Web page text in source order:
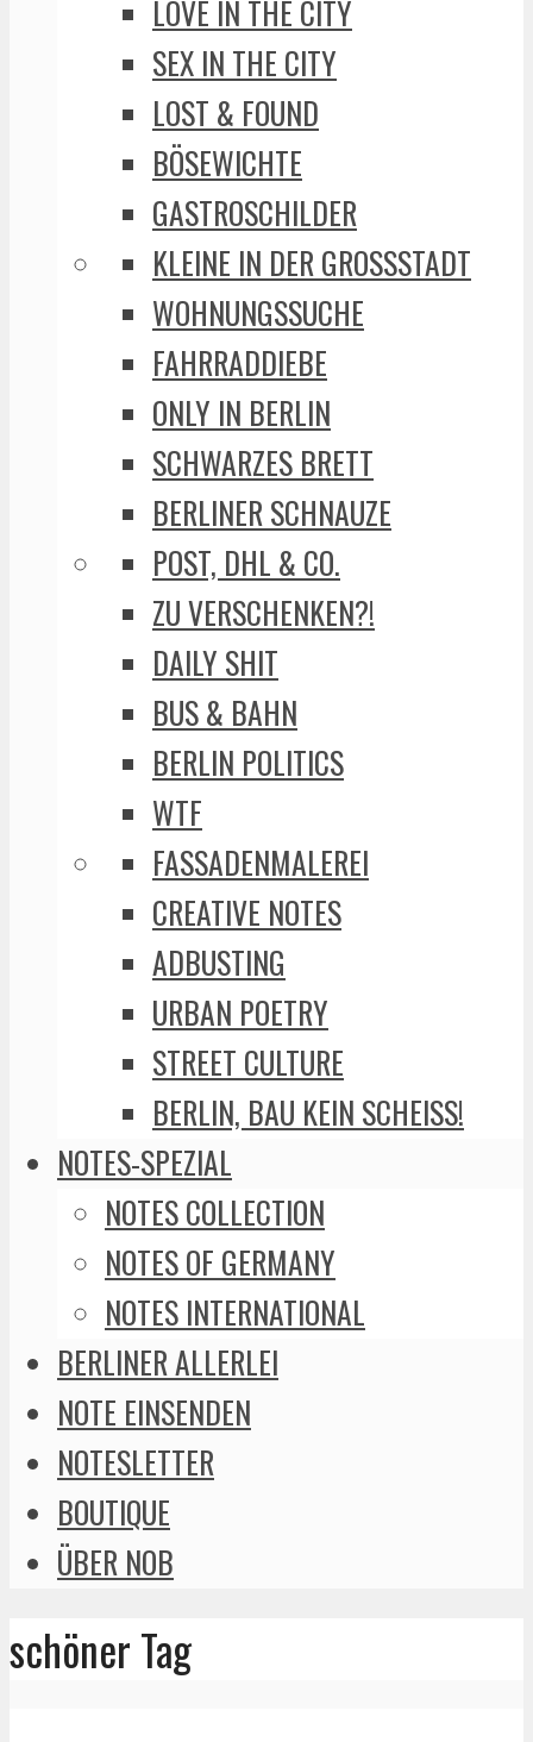
LOVE IN THE CITY
SEX IN THE CITY
LOST & FOUND
BÖSEWICHTE
GASTROSCHILDER
KLEINE IN DER GROSSSTADT
WOHNUNGSSUCHE
FAHRRADDIEBE
ONLY IN BERLIN
SCHWARZES BRETT
BERLINER SCHNAUZE
POST, DHL & CO.
ZU VERSCHENKEN?!
DAILY SHIT
BUS & BAHN
BERLIN POLITICS
WTF
FASSADENMALEREI
CREATIVE NOTES
ADBUSTING
URBAN POETRY
STREET CULTURE
BERLIN, BAU KEIN SCHEISS!
NOTES-SPEZIAL
NOTES COLLECTION
NOTES OF GERMANY
NOTES INTERNATIONAL
BERLINER ALLERLEI
NOTE EINSENDEN
NOTESLETTER
BOUTIQUE
ÜBER NOB
schöner Tag